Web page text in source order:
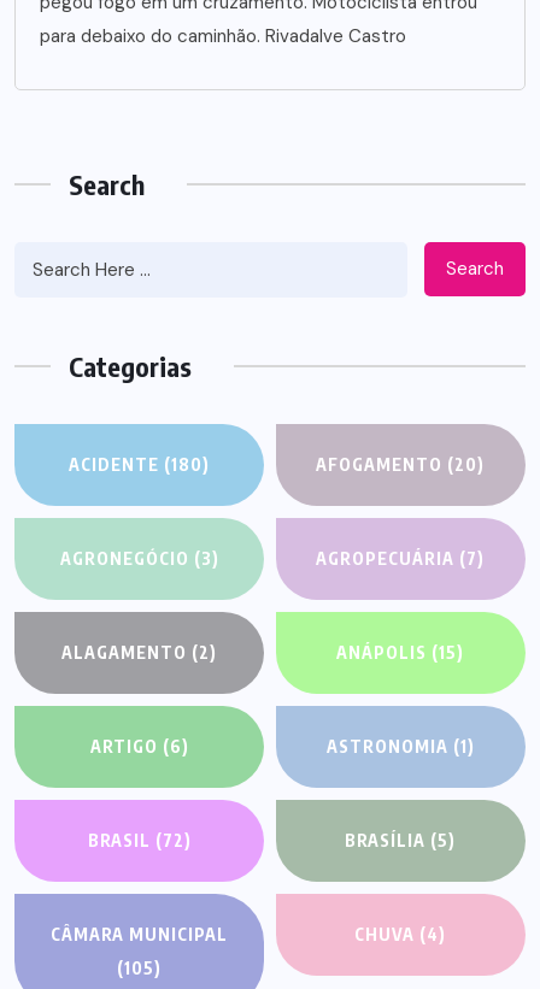
para debaixo do caminhão. Rivadalve Castro
Search
Search
Categorias
ACIDENTE (180) AFOGAMENTO (20)
AGRONEGÓCIO (3) AGROPECUÁRIA (7)
ALAGAMENTO (2) ANÁPOLIS (15)
ARTIGO (6) ASTRONOMIA (1)
BRASIL (72) BRASÍLIA (5)
CÂMARA MUNICIPAL
(105)
CHUVA (4)